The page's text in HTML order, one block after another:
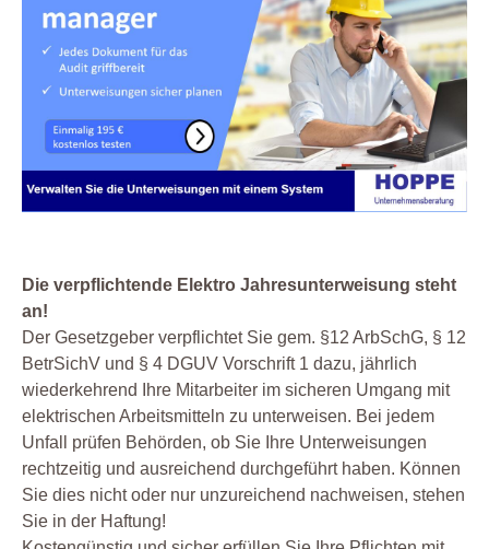
Die verpflichtende Elektro Jahresunterweisung steht
an!
Der Gesetzgeber verpflichtet Sie gem. §12 ArbSchG, § 12
BetrSichV und § 4 DGUV Vorschrift 1 dazu, jährlich
wiederkehrend Ihre Mitarbeiter im sicheren Umgang mit
elektrischen Arbeitsmitteln zu unterweisen. Bei jedem
Unfall prüfen Behörden, ob Sie Ihre Unterweisungen
rechtzeitig und ausreichend durchgeführt haben. Können
Sie dies nicht oder nur unzureichend nachweisen, stehen
Sie in der Haftung!